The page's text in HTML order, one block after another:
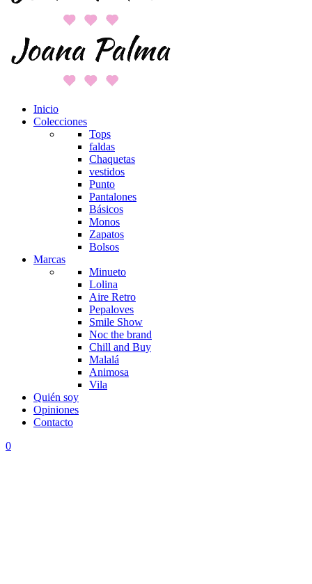
Inicio
Colecciones
Tops
faldas
Chaquetas
vestidos
Punto
Pantalones
Básicos
Monos
Zapatos
Bolsos
Marcas
Minueto
Lolina
Aire Retro
Pepaloves
Smile Show
Noc the brand
Chill and Buy
Malalá
Animosa
Vila
Quién soy
Opiniones
Contacto
0